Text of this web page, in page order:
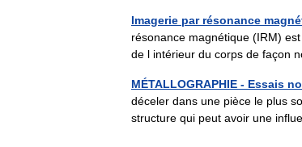
Imagerie par résonance
résonance magnétique (IRM)
de l intérieur du corps de façon
MÉTALLOGRAPHIE - Essais
déceler dans une pièce le plus
structure qui peut avoir une